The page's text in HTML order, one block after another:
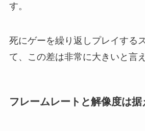
す。
死にゲーを繰り返しプレイする
て、この差は非常に大きいと言
フレームレートと解像度は据